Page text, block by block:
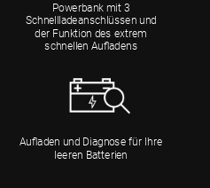
Powerbank mit 3
Schnellladeanschlüssen und
der Funktion des extrem
schnellen Aufladens
Aufladen und Diagnose für Ihre
leeren Batterien